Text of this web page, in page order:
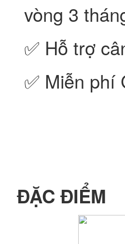
vòng 3
✅ Hỗ trợ
✅ Miễn phí
ĐẶC ĐIỂM